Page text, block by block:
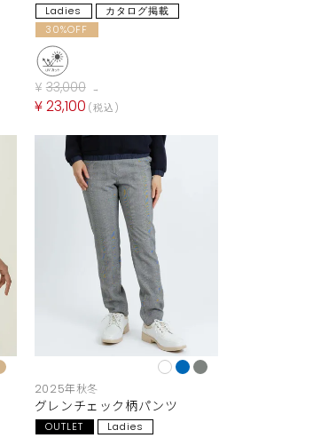
Ladies
カタログ掲載
30%OFF
¥ 33,000 →
¥23,100 税込
2025年秋冬
グレンチェック柄パンツ
OUTLET
Ladies